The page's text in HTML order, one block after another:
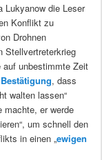
Lukyanow die Leser
Konflikt zu
Drohnen
Stellvertreterkrieg
auf unbestimmte Zeit
, dass
walten lassen“
machte, er werde
um schnell den
in einen „ewigen